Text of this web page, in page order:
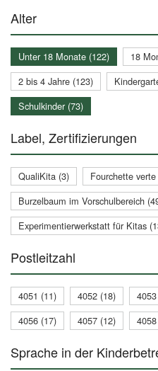
Alter
Unter 18 Monate (122)
18
2 bis 4 Jahre (123)
Schulkinder (73)
Label, Zertifizierungen
QualiKita (3)
Fourchette
Burzelbaum im Vorschulbereich
Experimentierwerkstatt für Kitas
Postleitzahl
4051 (11) 4052 (18)
4056 (17)
4057 (12)
Sprache in der